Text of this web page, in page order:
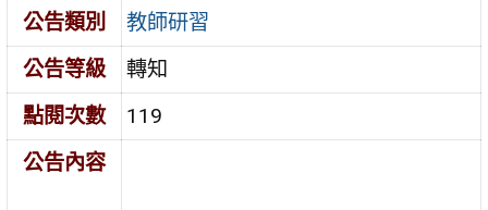
公告類別
教師研習
公告等級
轉知
點閱次數
119
公告內容